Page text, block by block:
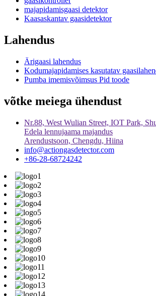
majapidamisgaasi detektor
Kaasaskantav gaasidetektor
Lahendus
Ärigaasi lahendus
Kodumajapidamises kasutatav
Pumba imemisvõimsus Pid toode
võtke meiega ühendust
Nr.88, West Wulian Street, IOT Park,
Edela lennujaama majandus
Arendustsoon, Chengdu, Hiina
info@actiongasdetector.com
+86-28-68724242